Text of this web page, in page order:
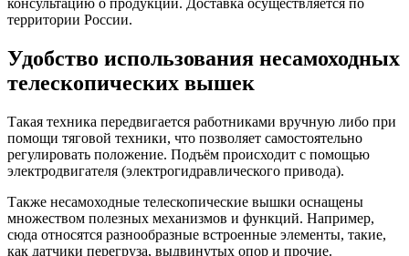
консультацию о продукции. Доставка осуществляется по
территории России.
Удобство использования несамоходных
телескопических вышек
Такая техника передвигается работниками вручную либо при
помощи тяговой техники, что позволяет самостоятельно
регулировать положение. Подъём происходит с помощью
электродвигателя (электрогидравлического привода).
Также несамоходные телескопические вышки оснащены
множеством полезных механизмов и функций. Например,
сюда относятся разнообразные встроенные элементы, такие,
как датчики перегруза, выдвинутых опор и прочие.